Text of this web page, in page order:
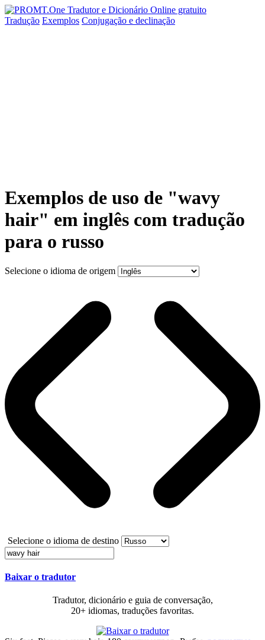
Tradução Exemplos Conjugação e declinação
Exemplos de uso de "wavy
hair" em inglês com tradução
para o russo
Selecione o idioma de origem
Selecione o idioma de destino
Baixar o tradutor
Tradutor, dicionário e guia de conversação,
20+ idiomas, traduções favoritas.